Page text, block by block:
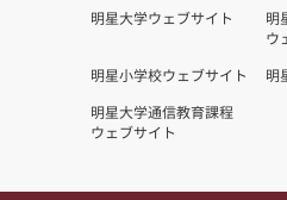
明星大学ウェブサイト
明
ウ
明星小学校ウェブサイト 明
明星大学通信教育課程
ウェブサイト